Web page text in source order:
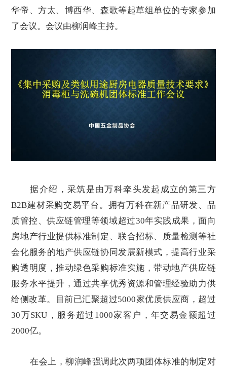
华帝、方太、博西华、森歌等起草组单位的专家参加
了会议。会议由柳润峰主持。
据介绍，采筑是由万科牵头发起成立的第三方
B2B建材采购交易平台。拥有万科在新产品研发、品
质管控、供应链管理等领域超过30年实践成果，面向
房地产行业提供标准制定、联合招标、质量检测等社
会化服务的地产供应链协同发展新模式，提高行业采
购透明度，推动绿色采购标准实施，带动地产供应链
服务水平提升，通过共享优秀资源和管理经验助力供
给侧改革。目前已汇聚超过5000家优质供应商，超过
30万SKU，服务超过1000家客户，年交易金额超过
2000亿。
在会上，柳润峰强调此次两项团体标准的制定对